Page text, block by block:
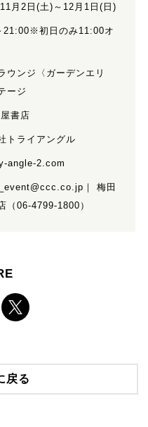
月2日(土)～12月1日(日)
21:00※初日のみ11:00オ
ウンジ〈ガーデンエリ
ージ
書店
トライアングル
angle-2.com
｜ 梅田
（06-4799-1800）
戻る